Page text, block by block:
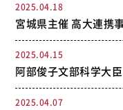
2025.04.18
宮城県主催 高大連携
2025.04.15
阿部俊子文部科学大
2025.04.07